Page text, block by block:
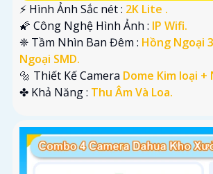
️⚡ Hình Ảnh Sắc nét : 2K Lite .
🌠 Công Nghệ Hình Ảnh : IP Wifi.
❈ Tầm Nhìn Ban Đêm : Hồng Ngoại
Ngoại SMD.
🔩 Thiết Kế Camera Dome Kim loại +
️✤ Khả Năng : Thu Âm Và Loa.